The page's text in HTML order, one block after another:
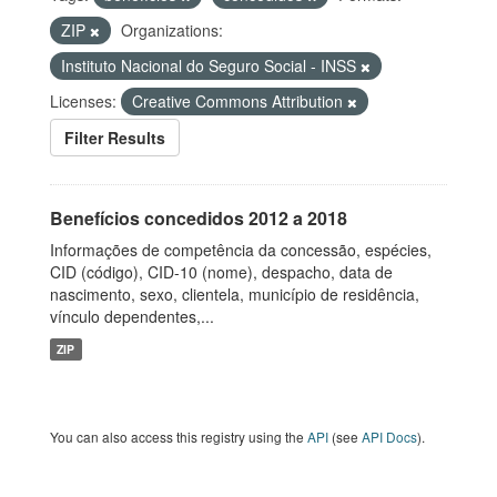
ZIP
Organizations:
Instituto Nacional do Seguro Social - INSS
Licenses:
Creative Commons Attribution
Filter Results
Benefícios concedidos 2012 a 2018
Informações de competência da concessão, espécies,
CID (código), CID-10 (nome), despacho, data de
nascimento, sexo, clientela, município de residência,
vínculo dependentes,...
ZIP
You can also access this registry using the API (see API Docs).